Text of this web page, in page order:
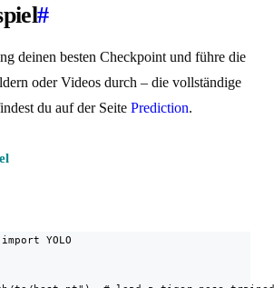
#
deinen besten Checkpoint und führe die
oder Videos durch – die vollständige
du auf der Seite Prediction.
YOLO